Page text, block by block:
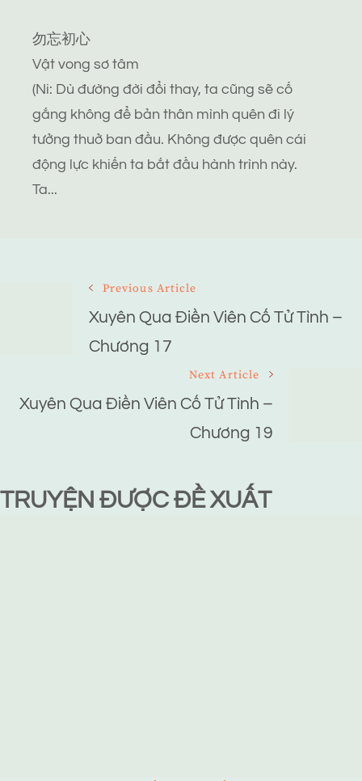
勿忘初心
Vật vong sơ tâm
(Ni: Dù đường đời đổi thay, ta cũng sẽ cố
gắng không để bản thân mình quên đi lý
tưởng thuở ban đầu. Không được quên cái
động lực khiến ta bắt đầu hành trình này.
Ta...
Navigation
Previous Article
Xuyên Qua Điền Viên Cố Tử Tình –
Chương 17
Next Article
Xuyên Qua Điền Viên Cố Tử Tình –
Chương 19
TRUYỆN ĐƯỢC ĐỀ XUẤT